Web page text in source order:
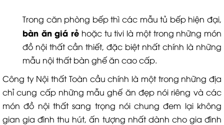
Trong căn phòng bếp thì các mẫu tủ bếp hiện đại,
bàn ăn giá rẻ hoặc tu tivi là một trong những món
đồ nội thất cần thiết, đặc biệt nhất chính là những
mẫu nội thất bàn ghế ăn cao cấp.
Công ty Nội thất Toàn cầu chính là một trong những địa
chỉ cung cấp những mẫu ghế ăn đẹp nói riêng và các
món đồ nội thất sang trọng nói chung đem lại không
gian gia đình thu hút, ấn tượng nhất dành cho gia đình